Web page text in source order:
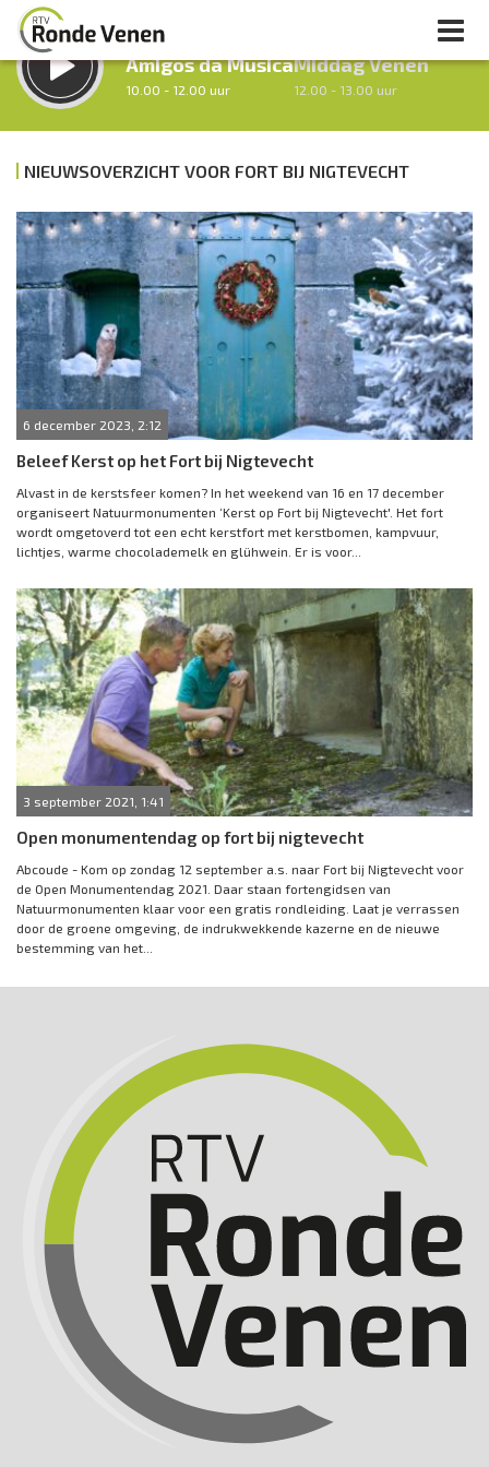
LUISTER LIVE:
Amigos da Musica
10.00 - 12.00 uur
Middag Venen
12.00 - 13.00 uur
Vorig uur Volgend uur
Inklappen
NIEUWSOVERZICHT VOOR FORT BIJ NIGTEVECHT
6 december 2023, 2:12
Beleef Kerst op het Fort bij Nigtevecht
Alvast in de kerstsfeer komen? In het weekend van 16 en 17 december
organiseert Natuurmonumenten ‘Kerst op Fort bij Nigtevecht'. Het fort
wordt omgetoverd tot een echt kerstfort met kerstbomen, kampvuur,
lichtjes, warme chocolademelk en glühwein. Er is voor...
3 september 2021, 1:41
Open monumentendag op fort bij nigtevecht
Abcoude - Kom op zondag 12 september a.s. naar Fort bij Nigtevecht voor
de Open Monumentendag 2021. Daar staan fortengidsen van
Natuurmonumenten klaar voor een gratis rondleiding. Laat je verrassen
door de groene omgeving, de indrukwekkende kazerne en de nieuwe
bestemming van het...